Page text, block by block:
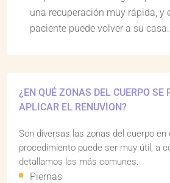
una recuperación muy rápida, y
paciente puede volver a su casa.
¿EN QUÉ ZONAS DEL CUERPO SE
APLICAR EL RENUVION?
Son diversas las zonas del cuerpo en
procedimiento puede ser muy útil, a
detallamos las más comunes.
Piernas